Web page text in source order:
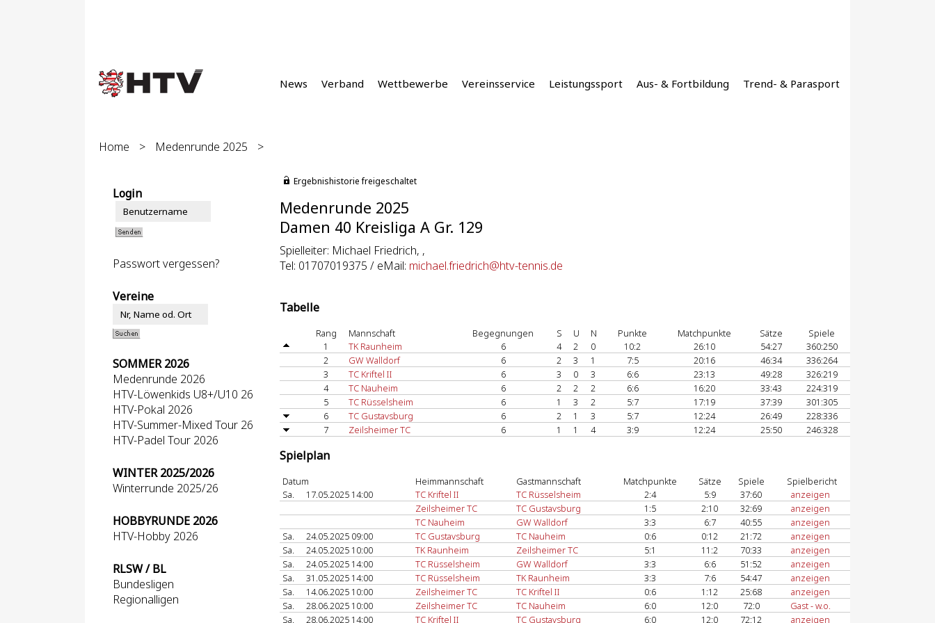
News Verband Wettbewerbe Vereinsservice Leistungssport Aus- & Fortbildung Trend- & Parasport
Home > Medenrunde 2025 >
Login
Passwort vergessen?
Vereine
SOMMER 2026
Medenrunde 2026
HTV-Löwenkids U8+/U10 26
HTV-Pokal 2026
HTV-Summer-Mixed Tour 26
HTV-Padel Tour 2026
WINTER 2025/2026
Winterrunde 2025/26
HOBBYRUNDE 2026
HTV-Hobby 2026
RLSW / BL
Bundesligen
Regionalligen
Ergebnishistorie freigeschaltet
Medenrunde 2025
Damen 40 Kreisliga A Gr. 129
Spielleiter: Michael Friedrich, ,
Tel: 01707019375 / eMail: michael.friedrich@htv-tennis.de
Tabelle
Rang Mannschaft Begegnungen S U N Punkte Matchpunkte Sätze
Spiele
1
TK Raunheim 6 4 2 0 10:2 26:10 54:27
360:250
2
GW Walldorf 6 2 3 1 7:5 20:16 46:34
336:264
3
TC Kriftel II 6 3 0 3 6:6 23:13 49:28
326:219
4
TC Nauheim 6 2 2 2 6:6 16:20 33:43
224:319
5
TC Rüsselsheim 6 1 3 2 5:7 17:19 37:39
301:305
6
TC Gustavsburg 6 2 1 3 5:7 12:24 26:49
228:336
7
Zeilsheimer TC 6 1 1 4 3:9 12:24 25:50 246:328
Spielplan
Datum Heimmannschaft Gastmannschaft Matchpunkte Sätze Spiele
Spielbericht
Sa.
17.05.2025 14:00 TC Kriftel II TC Rüsselsheim 2:4 5:9 37:60
anzeigen
Zeilsheimer TC
TC Gustavsburg 1:5 2:10 32:69
anzeigen
TC Nauheim
GW Walldorf 3:3 6:7 40:55
anzeigen
Sa.
24.05.2025 09:00 TC Gustavsburg TC Nauheim 0:6 0:12 21:72
anzeigen
Sa.
24.05.2025 10:00 TK Raunheim Zeilsheimer TC 5:1 11:2 70:33
anzeigen
Sa.
24.05.2025 14:00 TC Rüsselsheim GW Walldorf 3:3 6:6 51:52
anzeigen
Sa.
31.05.2025 14:00 TC Rüsselsheim TK Raunheim 3:3 7:6 54:47
anzeigen
Sa.
14.06.2025 10:00 Zeilsheimer TC TC Kriftel II 0:6 1:12 25:68
anzeigen
Sa.
28.06.2025 10:00 Zeilsheimer TC TC Nauheim 6:0 12:0 72:0
Gast - w.o.
Sa.
28.06.2025 14:00 TC Kriftel II TC Gustavsburg 6:0 12:0 72:12 anzeigen